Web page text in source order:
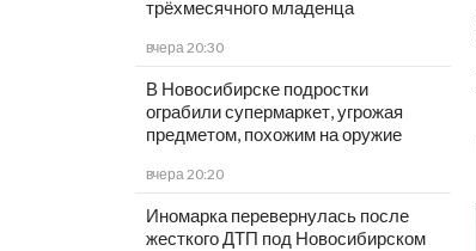
трёхмесячного младенца
вчера 20:30
В Новосибирске подростки
ограбили супермаркет, угрожая
предметом, похожим на оружие
вчера 20:20
Иномарка перевернулась после
жесткого ДТП под Новосибирском